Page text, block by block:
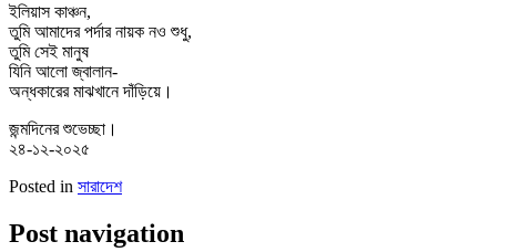
ইলিয়াস কাঞ্চন,
তুমি আমাদের পর্দার নায়ক নও শুধু,
তুমি সেই মানুষ
যিনি আলো জ্বালান-
অন্ধকারের মাঝখানে দাঁড়িয়ে।
জন্মদিনের শুভেচ্ছা।
২৪-১২-২০২৫
Posted in সারাদেশ
Post navigation